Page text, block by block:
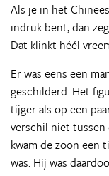
Als je in het
indruk bent, dan
Dat klinkt héél
Er was eens een
geschilderd. Het
tijger als op een
verschil niet tussen
kwam de zoon een
was. Hij was